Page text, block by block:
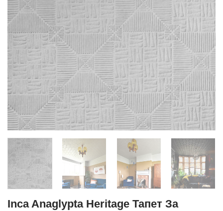
Inca Anaglypta Heritage Тапет За